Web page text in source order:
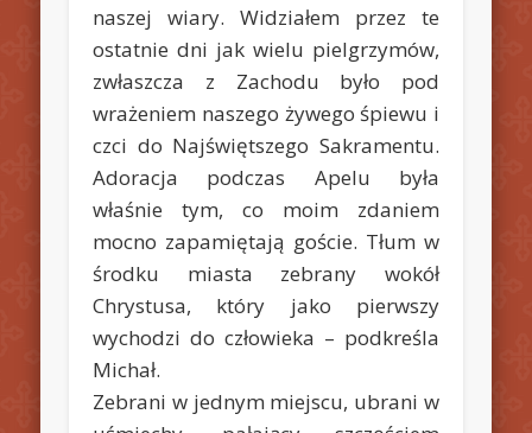
naszej wiary. Widziałem przez te
ostatnie dni jak wielu pielgrzymów,
zwłaszcza z Zachodu było pod
wrażeniem naszego żywego śpiewu i
czci do Najświętszego Sakramentu.
Adoracja podczas Apelu była
właśnie tym, co moim zdaniem
mocno zapamiętają goście. Tłum w
środku miasta zebrany wokół
Chrystusa, który jako pierwszy
wychodzi do człowieka – podkreśla
Michał.
Zebrani w jednym miejscu, ubrani w